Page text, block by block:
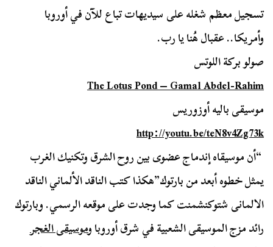
تسجيل معظم شغله على سيديهات تباع للآن في أوروبا
وأمريكا.. عقبال هُنا يا رب.
صولو بركة اللوتس
The Lotus Pond – Gamal Abdel-Rahim
موسيقى باليه أوزوريس
http://youtu.be/teN8v4Zg73k
“أن موسيقاه إندماج عضوى بين روح الشرق وتكنيك الغرب
يمثل خطوه أبعد من بارتوك”هكذا كتب الناقد الألماني الناقد
الالمانى شتوكنشمنت كما وجدت على موقعه الرسمي. وبارتوك
رائد مزج الموسيقى الشعبية في شرق أوروبا وموسيقى الغجر